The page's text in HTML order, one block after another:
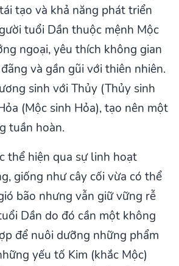
tạo và khả năng phát triển
tuổi Dần thuộc mệnh Mộc
ngoại, yêu thích không gian
và gần gũi với thiên nhiên.
sinh với Thủy (Thủy sinh
(Mộc sinh Hỏa), tạo nên một
tuần hoàn.
thể hiện qua sự linh hoạt
giống như cây cối vừa có thể
bão nhưng vẫn giữ vững rễ
Dần do đó cần một không
để nuôi dưỡng những phẩm
yếu tố Kim (khắc Mộc)